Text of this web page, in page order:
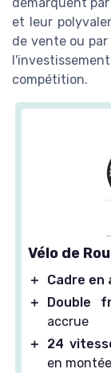
et leur
de vente ou
compétition.
Vélo de
＋ Cadre en
＋
Double
accrue
＋
24
en montée